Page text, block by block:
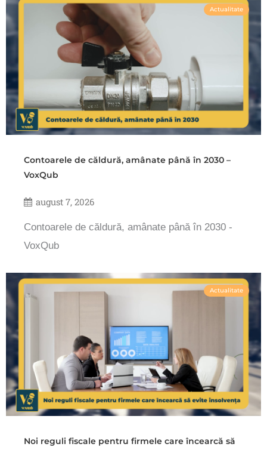
Actualitate
Contoarele de căldură, amânate până în 2030 –
VoxQub
august 7, 2026
Contoarele de căldură, amânate până în 2030 -
VoxQub
Actualitate
Noi reguli fiscale pentru firmele care încearcă să